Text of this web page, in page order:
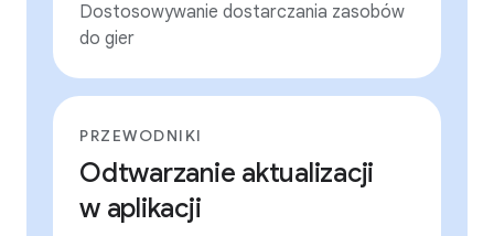
Dostosowywanie dostarczania zasobów
do gier
PRZEWODNIKI
Odtwarzanie aktualizacji
w aplikacji